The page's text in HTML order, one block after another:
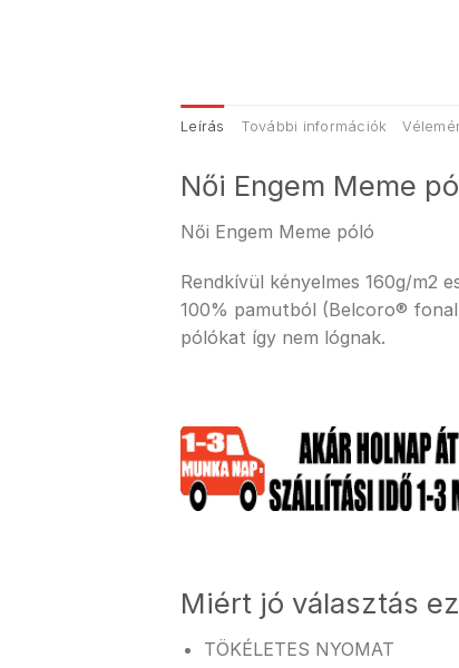
Leírás További információk
Női Engem Meme
Női Engem Meme póló
Rendkívül kényelmes 160g/m2
100% pamutból (Belcoro®
pólókat így nem lógnak.
Miért jó választás
TÖKÉLETES NYOMAT